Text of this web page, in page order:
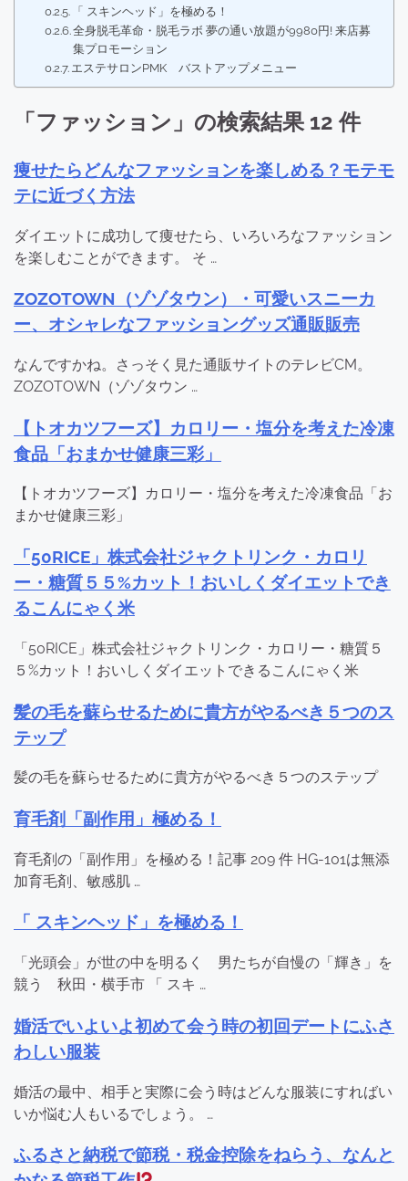
「 スキンヘッド」を極める！
全身脱毛革命・脱毛ラボ 夢の通い放題が9980円! 来店募
集プロモーション
エステサロンPMK バストアップメニュー
「ファッション」の検索結果 12 件
痩せたらどんなファッションを楽しめる？モテモ
テに近づく方法
ダイエットに成功して痩せたら、いろいろなファッション
を楽しむことができます。 そ …
ZOZOTOWN（ゾゾタウン）・可愛いスニーカ
ー、オシャレなファッショングッズ通販販売
なんですかね。さっそく見た通販サイトのテレビCM。
ZOZOTOWN（ゾゾタウン …
【トオカツフーズ】カロリー・塩分を考えた冷凍
食品「おまかせ健康三彩」
【トオカツフーズ】カロリー・塩分を考えた冷凍食品「お
まかせ健康三彩」
「50RICE」株式会社ジャクトリンク・カロリ
ー・糖質５５%カット！おいしくダイエットでき
るこんにゃく米
「50RICE」株式会社ジャクトリンク・カロリー・糖質５
５%カット！おいしくダイエットできるこんにゃく米
髪の毛を蘇らせるために貴方がやるべき５つのス
テップ
髪の毛を蘇らせるために貴方がやるべき５つのステップ
育毛剤「副作用」極める！
育毛剤の「副作用」を極める！記事 209 件 HG-101は無添
加育毛剤、敏感肌 …
「 スキンヘッド」を極める！
「光頭会」が世の中を明るく 男たちが自慢の「輝き」を
競う 秋田・横手市 「 スキ …
婚活でいよいよ初めて会う時の初回デートにふさ
わしい服装
婚活の最中、相手と実際に会う時はどんな服装にすればい
いか悩む人もいるでしょう。 …
ふるさと納税で節税・税金控除をねらう、なんと